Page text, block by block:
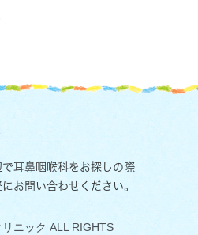
耳鼻咽喉科をお探しの際
お問い合わせください。
ニック ALL RIGHTS